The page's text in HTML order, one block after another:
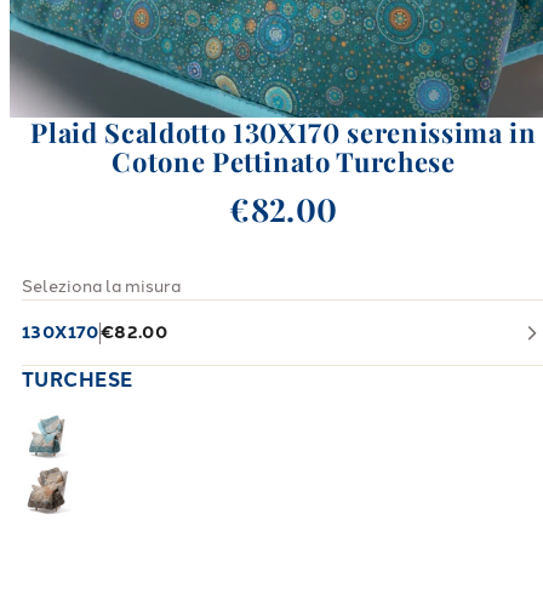
Plaid Scaldotto 130X170 serenissima in
Cotone Pettinato Turchese
€82.00
Seleziona la misura
130X170€82.00
TURCHESE